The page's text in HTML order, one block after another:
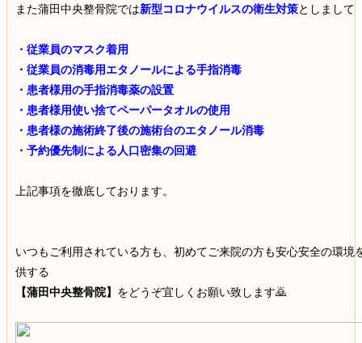
また蒲田中央整骨院では新型コロナウイルスの衛生対策としまして
・従業員のマスク着用
・従業員の消毒用エタノールによる手指消毒
・患者様用の手指消毒薬の設置
・患者様用使い捨てペーパータオルの使用
・患者様の施術終了後の施術台のエタノール消毒
・予約優先制による人口密集の回避
上記事項を徹底しております。
いつもご利用されている方も、初めてご来院の方も安心安全の環境
供する
【蒲田中央整骨院】 をどうぞ宜しくお願い致します🙇